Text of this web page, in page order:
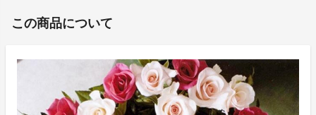
この商品について